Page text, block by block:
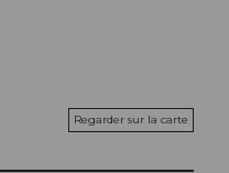
Regarder sur la carte